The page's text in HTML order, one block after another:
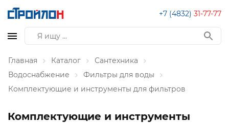
+7 (4832) 31-77-77
Главная Каталог
Сантехника
Водоснабжение
Фильтры для воды
Комплектующие и инструменты для фильтров
Комплектующие и инструменты